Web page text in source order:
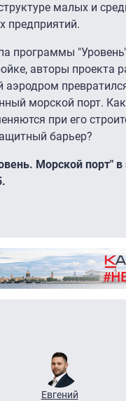
малых и
предприятий.
программы
авторы проекта
морской порт.
при его
барьер?
Морской порт" в
Евгений